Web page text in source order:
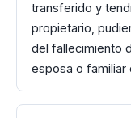
transferido y
propietario,
del fallecimiento
esposa o familiar